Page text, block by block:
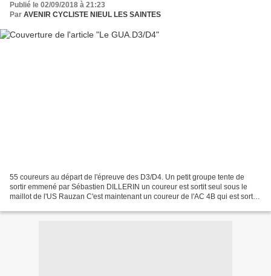
Publié le 02/09/2018 à 21:23
Par AVENIR CYCLISTE NIEUL LES SAINTES
55 coureurs au départ de l'épreuve des D3/D4. Un petit groupe tente de
sortir emmené par Sébastien DILLERIN un coureur est sortit seul sous le
maillot de l'US Rauzan C'est maintenant un coureur de l'AC 4B qui est sortit